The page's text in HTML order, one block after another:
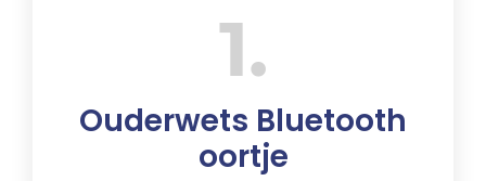
1
Ouderwets Bluetooth
oortje